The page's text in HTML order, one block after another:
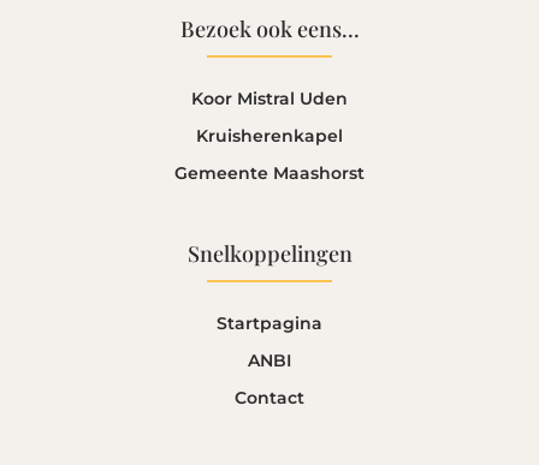
Bezoek ook eens...
Koor Mistral Uden
Kruisherenkapel
Gemeente Maashorst
Snelkoppelingen
Startpagina
ANBI
Contact